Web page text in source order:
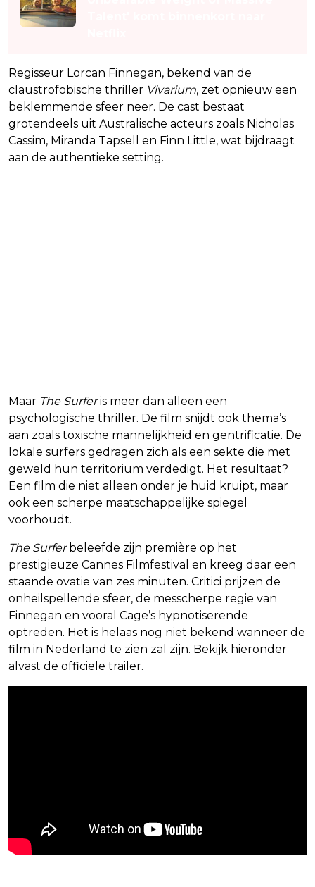
Regisseur Lorcan Finnegan, bekend van de
claustrofobische thriller Vivarium, zet opnieuw een
beklemmende sfeer neer. De cast bestaat
grotendeels uit Australische acteurs zoals Nicholas
Cassim, Miranda Tapsell en Finn Little, wat bijdraagt
aan de authentieke setting.
Maar The Surferis meer dan alleen een
psychologische thriller. De film snijdt ook thema’s
aan zoals toxische mannelijkheid en gentrificatie. De
lokale surfers gedragen zich als een sekte die met
geweld hun territorium verdedigt. Het resultaat?
Een film die niet alleen onder je huid kruipt, maar
ook een scherpe maatschappelijke spiegel
voorhoudt.
The Surferbeleefde zijn première op het
prestigieuze Cannes Filmfestival en kreeg daar een
staande ovatie van zes minuten. Critici prijzen de
onheilspellende sfeer, de messcherpe regie van
Finnegan en vooral Cage’s hypnotiserende
optreden. Het is helaas nog niet bekend wanneer de
film in Nederland te zien zal zijn. Bekijk hieronder
alvast de officiële trailer.